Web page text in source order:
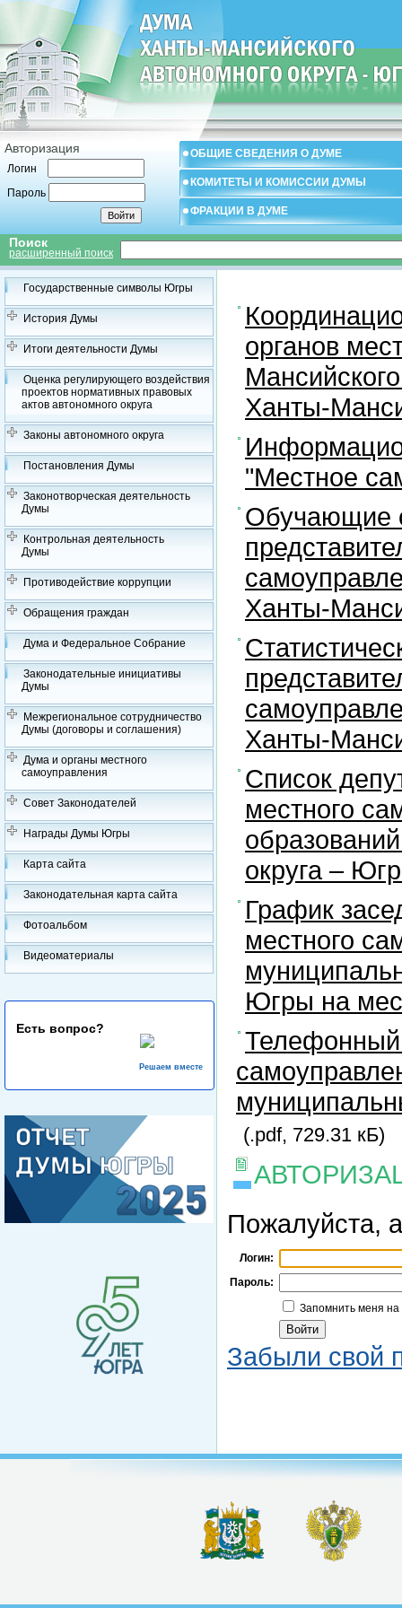
Авторизация
Логин
Пароль
ОБЩИЕ СВЕДЕНИЯ О ДУМЕ
КОМИТЕТЫ И КОМИССИИ ДУМЫ
ФРАКЦИИ В ДУМЕ
Поиск
расширенный поиск
Государственные символы Югры
История Думы
Итоги деятельности Думы
Оценка регулирующего воздействия
проектов нормативных правовых
актов автономного округа
Законы автономного округа
Постановления Думы
Законотворческая деятельность
Думы
Контрольная деятельность
Думы
Противодействие коррупции
Обращения граждан
Дума и Федеральное Собрание
Законодательные инициативы
Думы
Межрегиональное сотрудничество
Думы (договоры и соглашения)
Дума и органы местного
самоуправления
Совет Законодателей
Награды Думы Югры
Карта сайта
Законодательная карта сайта
Фотоальбом
Видеоматериалы
Есть вопрос?
Решаем вместе
органов
Ханты-
"Местное
Обучающие
Ханты-
Ханты-
Список
местного
округа –
График
местного
Югры на
Телефонный
(.pdf, 729.31 кБ)
Пожалуйста,
Логин:
Пароль:
Запомнить меня
Забыли свой